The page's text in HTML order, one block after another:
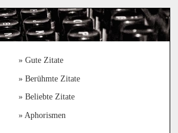
Gute Zitate
Berühmte Zitate
Beliebte Zitate
Aphorismen